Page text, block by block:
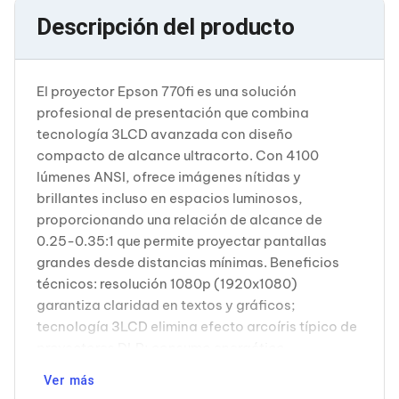
Cableado Estructurado para Servidores
Cables KVM
Fuentes de Poder
Enfriamiento para Servidores
Sistemas Operativos para Servidores
Servidores
Soportes de Datos
Discos Duros / SSD / NAS
Accesorios para Discos Duros
Gabinetes de Discos Duros
Discos Duros Externos
Discos Duros para NAS
Discos Duros para Videovigilancia
Discos Duros para Servidores
Accesorios para SSD
Gabinetes para SSD
Almacenamiento MSA
Monitores
Descripción del producto
El proyector Epson 770fi es una solución
profesional de presentación que combina
tecnología 3LCD avanzada con diseño
compacto de alcance ultracorto. Con 4100
lúmenes ANSI, ofrece imágenes nítidas y
brillantes incluso en espacios luminosos,
proporcionando una relación de alcance de
0.25-0.35:1 que permite proyectar pantallas
grandes desde distancias mínimas. Beneficios
técnicos: resolución 1080p (1920x1080)
garantiza claridad en textos y gráficos;
tecnología 3LCD elimina efecto arcoíris típico de
Ver más